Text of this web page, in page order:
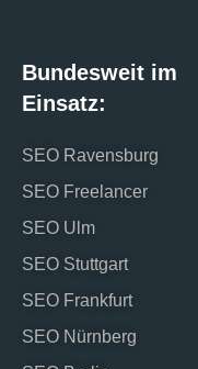
Bundesweit im
Einsatz:
SEO Ravensburg
SEO Freelancer
SEO Ulm
SEO Stuttgart
SEO Frankfurt
SEO Nürnberg